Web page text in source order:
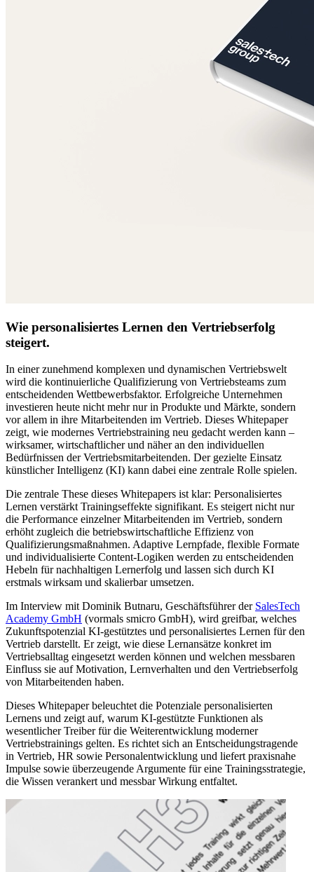
Wie personalisiertes Lernen den Vertriebserfolg
steigert.
In einer zunehmend komplexen und dynamischen Vertriebswelt
wird die kontinuierliche Qualifizierung von Vertriebsteams zum
entscheidenden Wettbewerbsfaktor. Erfolgreiche Unternehmen
investieren heute nicht mehr nur in Produkte und Märkte, sondern
vor allem in ihre Mitarbeitenden im Vertrieb. Dieses Whitepaper
zeigt, wie modernes Vertriebstraining neu gedacht werden kann –
wirksamer, wirtschaftlicher und näher an den individuellen
Bedürfnissen der Vertriebsmitarbeitenden. Der gezielte Einsatz
künstlicher Intelligenz (KI) kann dabei eine zentrale Rolle spielen.
Die zentrale These dieses Whitepapers ist klar: Personalisiertes
Lernen verstärkt Trainingseffekte signifikant. Es steigert nicht nur
die Performance einzelner Mitarbeitenden im Vertrieb, sondern
erhöht zugleich die betriebswirtschaftliche Effizienz von
Qualifizierungsmaßnahmen. Adaptive Lernpfade, flexible Formate
und individualisierte Content-Logiken werden zu entscheidenden
Hebeln für nachhaltigen Lernerfolg und lassen sich durch KI
erstmals wirksam und skalierbar umsetzen.
Im Interview mit Dominik Butnaru, Geschäftsführer der SalesTech
Academy GmbH (vormals smicro GmbH), wird greifbar, welches
Zukunftspotenzial KI-gestütztes und personalisiertes Lernen für den
Vertrieb darstellt. Er zeigt, wie diese Lernansätze konkret im
Vertriebsalltag eingesetzt werden können und welchen messbaren
Einfluss sie auf Motivation, Lernverhalten und den Vertriebserfolg
von Mitarbeitenden haben.
Dieses Whitepaper beleuchtet die Potenziale personalisierten
Lernens und zeigt auf, warum KI-gestützte Funktionen als
wesentlicher Treiber für die Weiterentwicklung moderner
Vertriebstrainings gelten. Es richtet sich an Entscheidungstragende
in Vertrieb, HR sowie Personalentwicklung und liefert praxisnahe
Impulse sowie überzeugende Argumente für eine Trainingsstrategie,
die Wissen verankert und messbar Wirkung entfaltet.